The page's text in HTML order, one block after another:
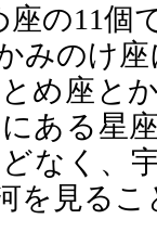
の11個
みのけ
め座と
ある星
なく、
を見る